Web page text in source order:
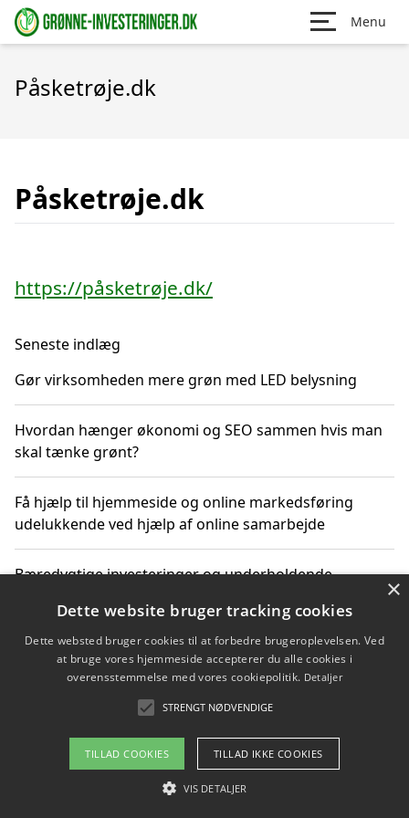
Menu
Påsketrøje.dk
Påsketrøje.dk
https://påsketrøje.dk/
Seneste indlæg
Gør virksomheden mere grøn med LED belysning
Hvordan hænger økonomi og SEO sammen hvis man
skal tænke grønt?
Få hjælp til hjemmeside og online markedsføring
udelukkende ved hjælp af online samarbejde
Bæredygtige investeringer og underholdende
Sådan kan online møder for virksomheder fremme
grønne investeringer
Copyright 2026 - Pilanto Aps
Om / kontakt
×
Dette website bruger tracking cookies
Dette websted bruger cookies til at forbedre brugeroplevelsen. Ved
at bruge vores hjemmeside accepterer du alle cookies i
overensstemmelse med vores cookiepolitik. Detaljer
STRENGT NØDVENDIGE
TILLAD COOKIES TILLAD IKKE COOKIES
VIS DETALJER